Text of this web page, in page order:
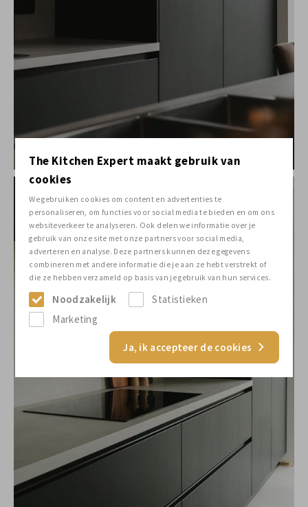
The Kitchen Expert maakt gebruik van
cookies
We gebruiken cookies om content en advertenties te
personaliseren, om functies voor social media te bieden en om ons
websiteverkeer te analyseren. Ook delen we informatie over je
gebruik van onze site met onze partners voor social media,
adverteren en analyse. Deze partners kunnen deze gegevens
combineren met andere informatie die je aan ze hebt verstrekt of
die ze hebben verzameld op basis van je gebruik van hun services.
Noodzakelijk
Statistieken
Marketing
Ja, ik accepteer de cookies